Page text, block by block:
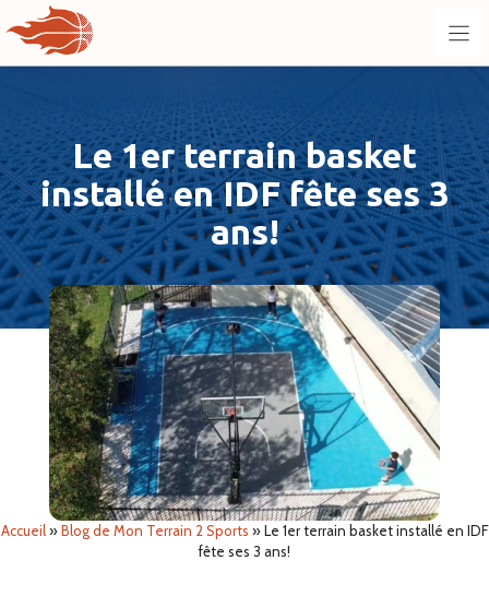
au
contenu
Le 1er terrain basket
installé en IDF fête ses 3
ans!
Accueil»Blog de Mon Terrain 2 Sports »Le 1er terrain basket installé en IDF
fête ses 3 ans!